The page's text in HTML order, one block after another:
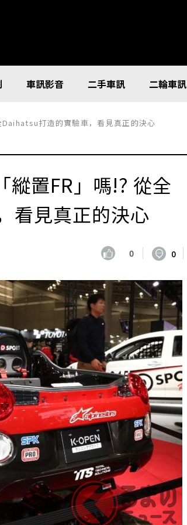
車訊影音 二手車訊 二輪車訊
Daihatsu打造的實驗車，看見真正的決心
縱置FR」嗎!? 從全
看見真正的決心
0 0